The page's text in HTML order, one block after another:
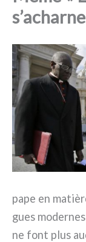
pape en
gues
ne font plus